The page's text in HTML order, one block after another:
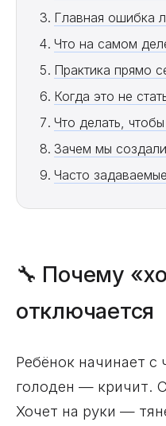
Главная ошибка
Что на самом
Практика прямо
Когда это не
Что делать,
Зачем мы
Часто
🔧 Почему
отключается
Ребёнок начинает с
голоден — кричит.
Хочет на руки —